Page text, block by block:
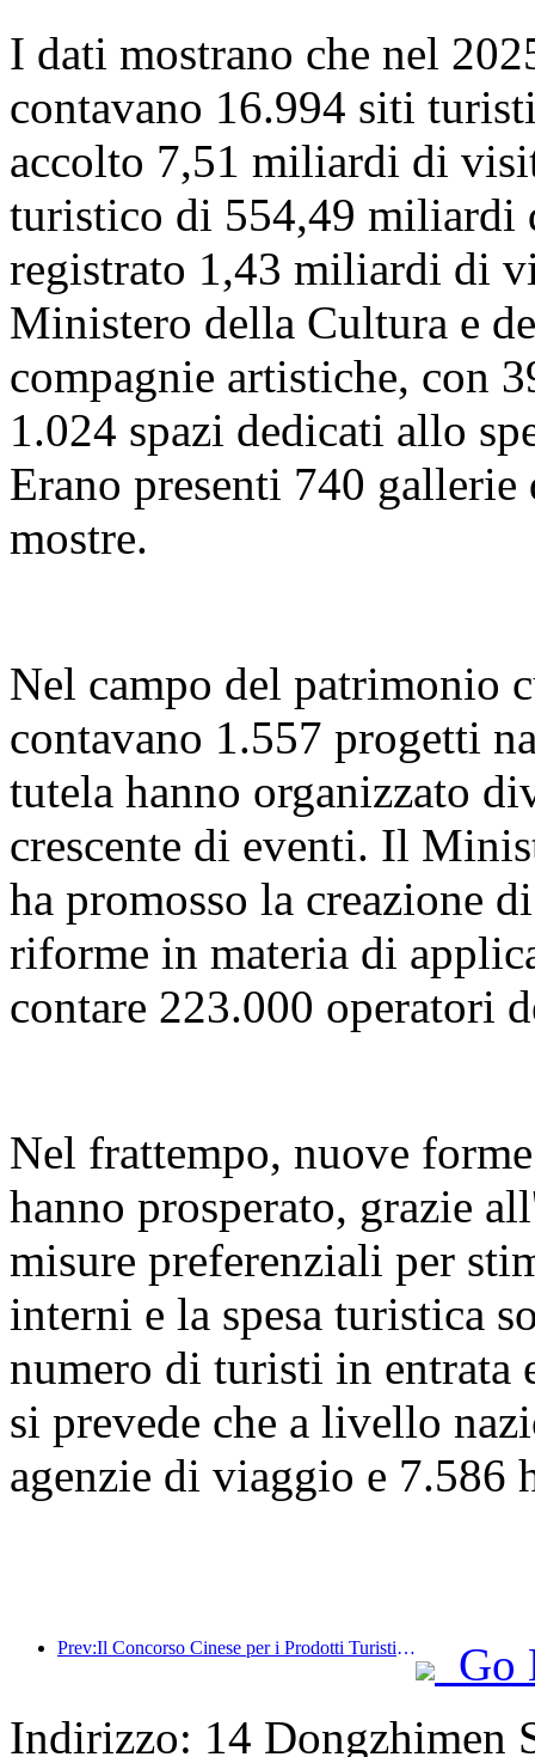
I dati mostrano che nel
contavano 16.994 siti
accolto 7,51 miliardi di
turistico di 554,49 miliardi
registrato 1,43 miliardi di
Ministero della Cultura e
compagnie artistiche, con
1.024 spazi dedicati allo
Erano presenti 740
mostre.
Nel campo del patrimonio
contavano 1.557 progetti
tutela hanno organizzato
crescente di eventi. Il
ha promosso la creazione
riforme in materia di
contare 223.000 operatori
Nel frattempo, nuove
hanno prosperato, grazie
misure preferenziali per
interni e la spesa turistica
numero di turisti in entrata
si prevede che a livello
agenzie di viaggio e 7.586
Prev:Il Concorso Cinese per i Prodotti Turistici si è svolto con successo a Xiangtan, nello Hunan.
Go
Indirizzo: 14 Dongzhimen